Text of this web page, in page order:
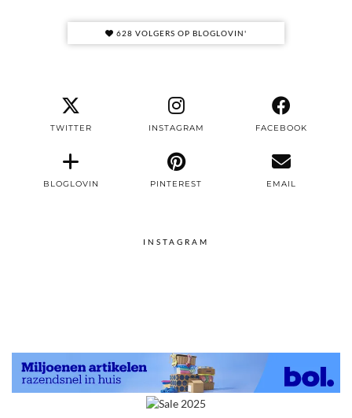
628 VOLGERS OP BLOGLOVIN'
TWITTER INSTAGRAM FACEBOOK
BLOGLOVIN PINTEREST EMAIL
INSTAGRAM